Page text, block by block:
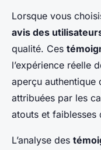
Lorsque vous
avis des
qualité. Ces
l’expérience réelle
aperçu authentique
attribuées par les
atouts et faiblesses
L’analyse des